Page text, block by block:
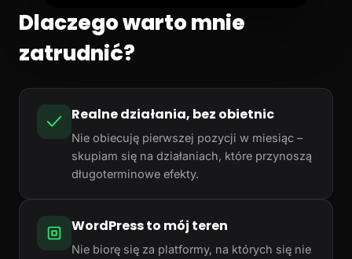
Dlaczego warto mnie
zatrudnić?
Realne działania, bez obietnic
Nie obiecuję pierwszej pozycji w miesiąc –
skupiam się na działaniach, które przynoszą
długoterminowe efekty.
WordPress to mój teren
Nie biorę się za platformy, na których się nie